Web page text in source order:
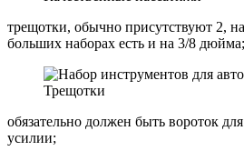
трещотки, обычно присутствуют 2,
больших наборах есть и на 3/8 дюйма;
Трещотки
обязательно должен быть вороток
усилии;